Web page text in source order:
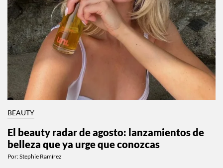
BEAUTY
El beauty radar de agosto: lanzamientos de
belleza que ya urge que conozcas
Por:Stephie Ramírez